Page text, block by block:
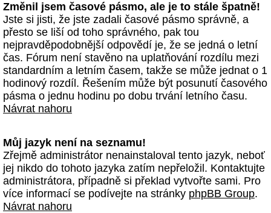
Změnil jsem časové pásmo, ale je to stále špatně!
Jste si jisti, že jste zadali časové pásmo správně, a
přesto se liší od toho správného, pak tou
nejpravděpodobnější odpovědí je, že se jedná o letní
čas. Fórum není stavěno na uplatňování rozdílu mezi
standardním a letním časem, takže se může jednat o 1
hodinový rozdíl. Řešením může být posunutí časového
pásma o jednu hodinu po dobu trvání letního času.
Návrat nahoru
Můj jazyk není na seznamu!
Zřejmě administrátor nenainstaloval tento jazyk, neboť
jej nikdo do tohoto jazyka zatím nepřeložil. Kontaktujte
administrátora, případně si překlad vytvořte sami. Pro
více informací se podívejte na stránky phpBB Group.
Návrat nahoru